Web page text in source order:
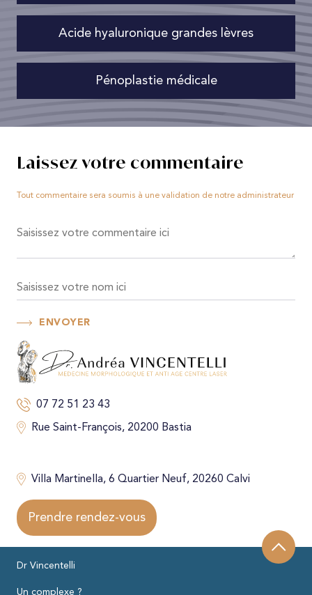
Acide hyaluronique grandes lèvres
Pénoplastie médicale
Laissez votre commentaire
Tout commentaire sera soumis à une validation de notre administrateur
ENVOYER
07 72 51 23 43
Rue Saint-François, 20200 Bastia
Villa Martinella, 6 Quartier Neuf, 20260 Calvi
Prendre rendez-vous
Dr Vincentelli
Un complexe ?